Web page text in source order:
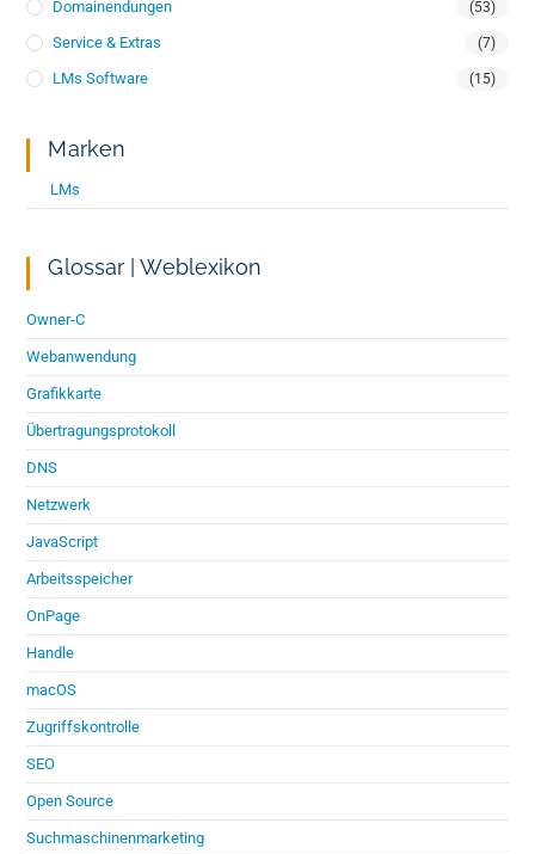
Domainendungen (53)
Service & Extras (7)
LMs Software (15)
Marken
LMs
Glossar | Weblexikon
Owner-C
Webanwendung
Grafikkarte
Übertragungsprotokoll
DNS
Netzwerk
JavaScript
Arbeitsspeicher
OnPage
Handle
macOS
Zugriffskontrolle
SEO
Open Source
Suchmaschinenmarketing